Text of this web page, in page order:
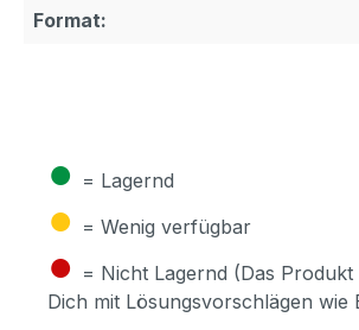
Format:
● = Lagernd
● = Wenig verfügbar
● = Nicht Lagernd (Das
Dich mit Lösungsvorschlägen